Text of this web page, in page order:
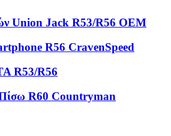
Union Jack R53/R56 OEM
R56 CravenSpeed
R53/R56
R60 Countryman